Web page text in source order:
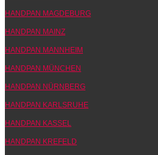
HANDPAN MAGDEBURG
HANDPAN MAINZ
HANDPAN MANNHEIM
HANDPAN MÜNCHEN
HANDPAN NÜRNBERG
HANDPAN KARLSRUHE
HANDPAN KASSEL
HANDPAN KREFELD